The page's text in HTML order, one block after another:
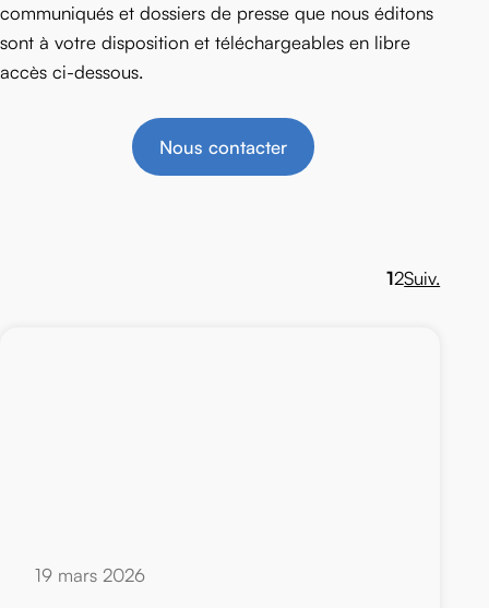
communiqués et dossiers de presse que nous éditons
sont à votre disposition et téléchargeables en libre
accès ci-dessous.
Nous contacter
12Suiv.
19 mars 2026